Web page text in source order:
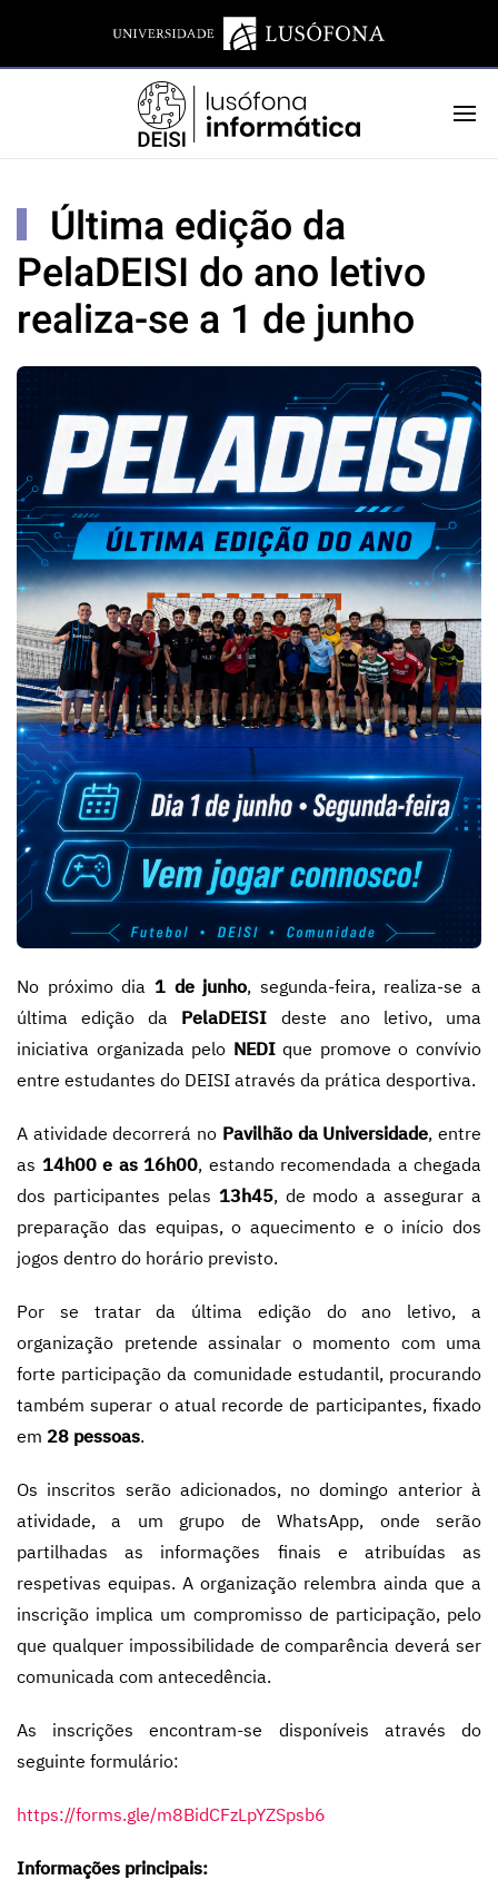
Última edição da
PelaDEISI do ano letivo
realiza-se a 1 de junho
No próximo dia 1 de junho, segunda-feira, realiza-se a
última edição da PelaDEISI deste ano letivo, uma
iniciativa organizada pelo NEDIque promove o convívio
entre estudantes do DEISI através da prática desportiva.
A atividade decorrerá no Pavilhão da Universidade, entre
as 14h00 e as 16h00, estando recomendada a chegada
dos participantes pelas 13h45, de modo a assegurar a
preparação das equipas, o aquecimento e o início dos
jogos dentro do horário previsto.
Por se tratar da última edição do ano letivo, a
organização pretende assinalar o momento com uma
forte participação da comunidade estudantil, procurando
também superar o atual recorde de participantes, fixado
em 28 pessoas.
Os inscritos serão adicionados, no domingo anterior à
atividade, a um grupo de WhatsApp, onde serão
partilhadas as informações finais e atribuídas as
respetivas equipas. A organização relembra ainda que a
inscrição implica um compromisso de participação, pelo
que qualquer impossibilidade de comparência deverá ser
comunicada com antecedência.
As inscrições encontram-se disponíveis através do
seguinte formulário:
https://forms.gle/m8BidCFzLpYZSpsb6
Informações principais: